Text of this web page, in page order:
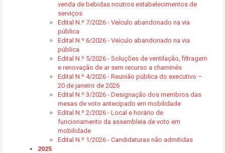
venda de bebidas noutros estabelecimentos de
serviços
Edital N.º 7/2026 - Veículo abandonado na via
pública
Edital N.º 6/2026 - Veículo abandonado na via
pública
Edital N.º 5/2026 - Soluções de ventilação, filtragem
e renovação de ar sem recurso a chaminés
Edital N.º 4/2026 - Reunião pública do executivo –
20 de janeiro de 2026
Edital N.º 3/2026 - Designação dos membros das
mesas de voto antecipado em mobilidade
Edital N.º 2/2026 - Local e horário de
funcionamento da assembleia de voto em
mobilidade
Edital N.º 1/2026 - Candidaturas não admitidas
2025